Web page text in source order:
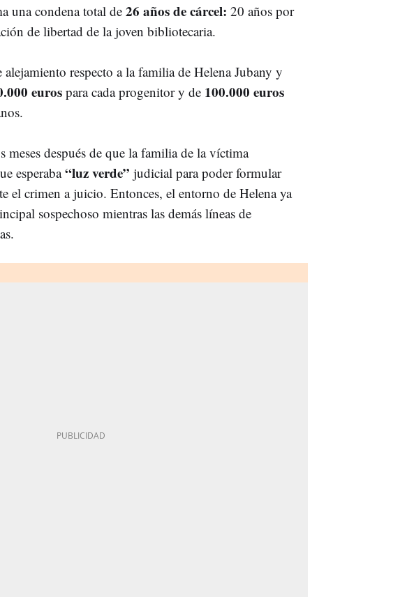
una condena total de26 años de cárcel: 20 años por
de libertad de la joven bibliotecaria.
respecto a la familia de Helena Jubany y
eurospara cada progenitor y de 100.000 euros
meses después de que la familia de la víctima
esperaba“luz verde” judicial para poder formular
el crimen a juicio. Entonces, el entorno de Helena ya
sospechoso mientras las demás líneas de